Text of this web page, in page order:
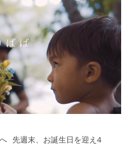
先週末、お誕生日を迎え4